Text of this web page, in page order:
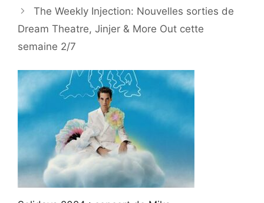
The Weekly Injection: Nouvelles sorties de
Dream Theatre, Jinjer & More Out cette
semaine 2/7